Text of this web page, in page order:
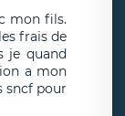
mon fils.
frais de
je quand
a mon
sncf pour